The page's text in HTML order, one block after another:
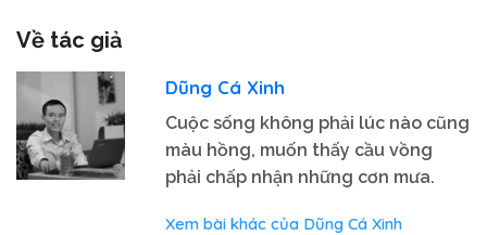
Về tác giả
Dũng Cá Xinh
Cuộc sống không phải lúc nào cũng
màu hồng, muốn thấy cầu vồng
phải chấp nhận những cơn mưa.
Xem bài khác của Dũng Cá Xinh